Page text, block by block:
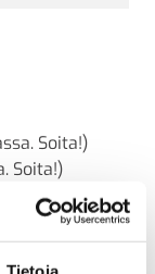
Soita!)
Soita!)